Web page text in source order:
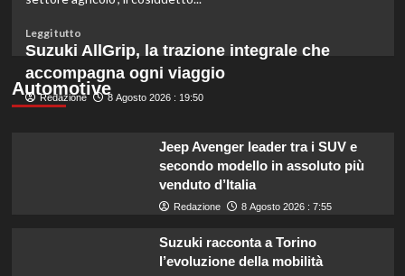
supermercati.
Leggi tuttoLeggi
di
su
Camera
Automotive
Suzuki AllGrip, la trazione integrale che
accompagna ogni viaggio
Redazione 8 Agosto 2026 : 19:50
Jeep Avenger leader tra i SUV e
secondo modello in assoluto più
venduto d’Italia
Redazione 8 Agosto 2026 : 7:55
Suzuki racconta a Torino
l’evoluzione della mobilità